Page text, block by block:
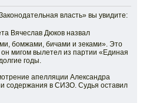
власть» вы увидите:
Вячеслав Дюков назвал
бомжами, бичами и зеками». Это
мигом вылетел из партии «Единая
годы.
апелляции Александра
содержания в СИЗО. Судья оставил